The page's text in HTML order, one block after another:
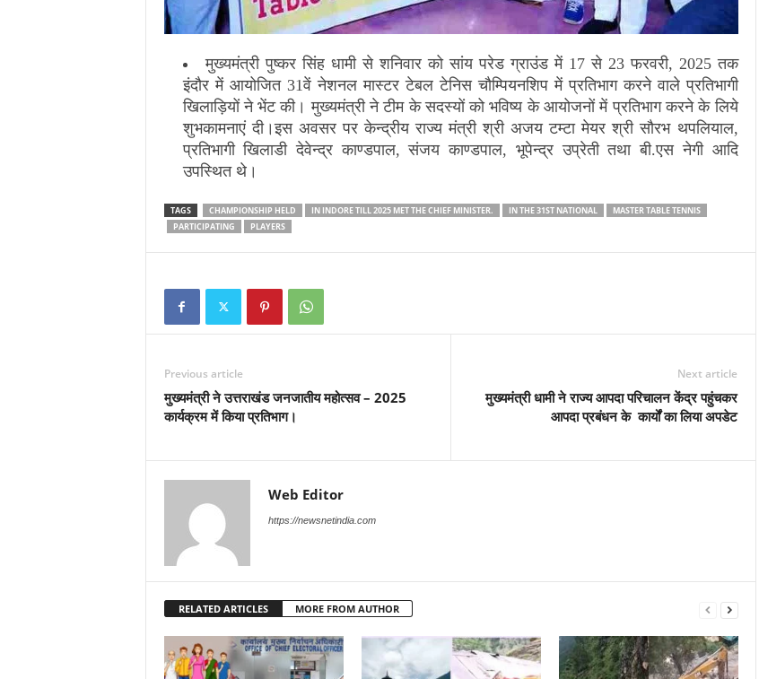
मुख्यमंत्री पुष्कर सिंह धामी से शनिवार को सांय परेड ग्राउंड में 17 से 23 फरवरी, 2025 तक
इंदौर में आयोजित 31वें नेशनल मास्टर टेबल टेनिस चौम्पियनशिप में प्रतिभाग करने वाले प्रतिभागी
खिलाड़ियों ने भेंट की। मुख्यमंत्री ने टीम के सदस्यों को भविष्य के आयोजनों में प्रतिभाग करने के लिये
शुभकामनाएं दी।इस अवसर पर केन्द्रीय राज्य मंत्री श्री अजय टम्टा मेयर श्री सौरभ थपलियाल,
प्रतिभागी खिलाडी देवेन्द्र काण्डपाल, संजय काण्डपाल, भूपेन्द्र उप्रेती तथा बी.एस नेगी आदि
उपस्थित थे।
TAGS CHAMPIONSHIP HELD IN INDORE TILL 2025 MET THE CHIEF MINISTER. IN THE 31ST NATIONAL
MASTER TABLE TENNIS
PARTICIPATING
PLAYERS
Previous article
मुख्यमंत्री ने उत्तराखंड जनजातीय महोत्सव – 2025
कार्यक्रम में किया प्रतिभाग।
Next article
मुख्यमंत्री धामी ने राज्य आपदा परिचालन केंद्र पहुंचकर
आपदा प्रबंधन के कार्यों का लिया अपडेट
Web Editor
https://newsnetindia.com
RELATED ARTICLES MORE FROM AUTHOR